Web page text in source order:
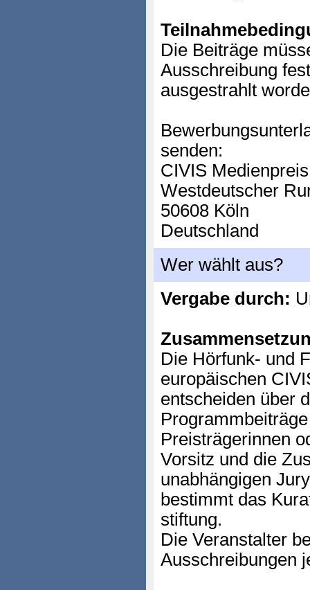
Die Beiträge
Ausschreibung
ausgestrahlt
senden:
CIVIS Medienpreis
Westdeutscher
50608 Köln
Deutschland
Wer wählt aus?
Vergabe durch:
Die Hörfunk- und
europäischen
entscheiden über
Preisträgerinnen
Vorsitz und die
unabhängigen
bestimmt das
stiftung.
Die Veranstalter
Ausschreibungen